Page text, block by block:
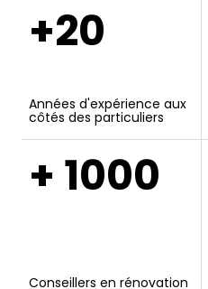
+20
Années d'expérience aux
côtés des particuliers
+ 1000
Conseillers en rénovation